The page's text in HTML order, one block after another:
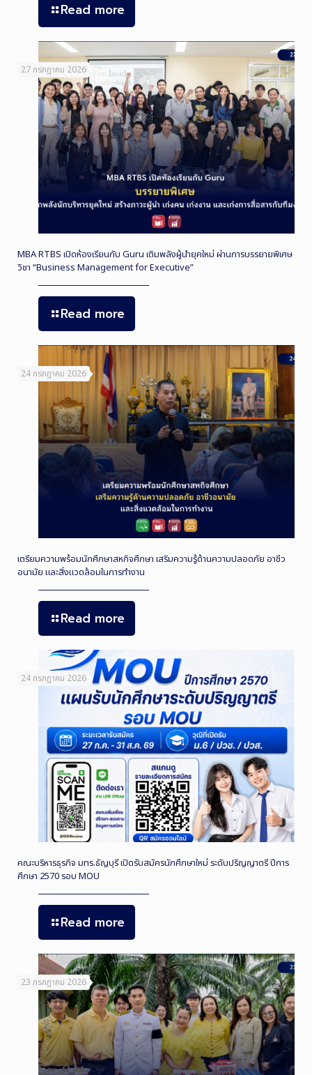
Read more
27 กรกฎาคม 2026
MBA RTBS เปิดห้องเรียนกับ Guru เติมพลังผู้นำยุคใหม่ ผ่านการบรรยายพิเศษ
วิชา “Business Management for Executive”
Read more
24 กรกฎาคม 2026
เตรียมความพร้อมนักศึกษาสหกิจศึกษา เสริมความรู้ด้านความปลอดภัย อาชีว
อนามัย และสิ่งแวดล้อมในการทำงาน
Read more
24 กรกฎาคม 2026
คณะบริหารธุรกิจ มทร.ธัญบุรี เปิดรับสมัครนักศึกษาใหม่ ระดับปริญญาตรี ปีการ
ศึกษา 2570 รอบ MOU
Read more
23 กรกฎาคม 2026